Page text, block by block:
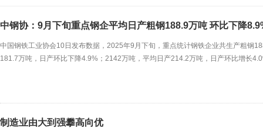
中钢协：9月下旬重点钢企平均日产粗钢188.9万吨 环比下降
中国钢铁工业协会10日发布数据，2025年9月下旬，重点统计钢铁企业共生产粗钢
181.7万吨，日产环比下降4.9%；2142万吨，平均日产214.2万吨，日产环比增长
制造业由大到强攀高向优